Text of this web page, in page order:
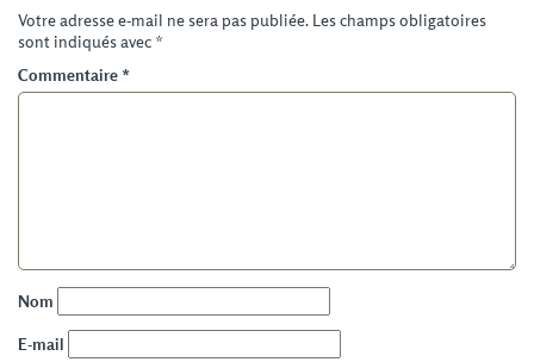
Votre adresse e-mail ne sera pas publiée. Les champs obligatoires
sont indiqués avec *
Commentaire *
Nom
E-mail